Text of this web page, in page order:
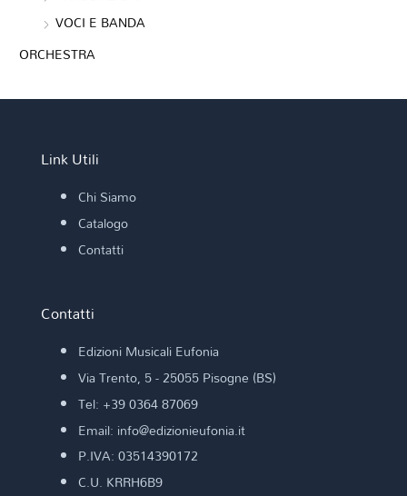
VOCI E BANDA
ORCHESTRA
Link Utili
Chi Siamo
Catalogo
Contatti
Contatti
Edizioni Musicali Eufonia
Via Trento, 5 - 25055 Pisogne (BS)
Tel: +39 0364 87069
Email: info@edizionieufonia.it
P.IVA: 03514390172
C.U. KRRH6B9